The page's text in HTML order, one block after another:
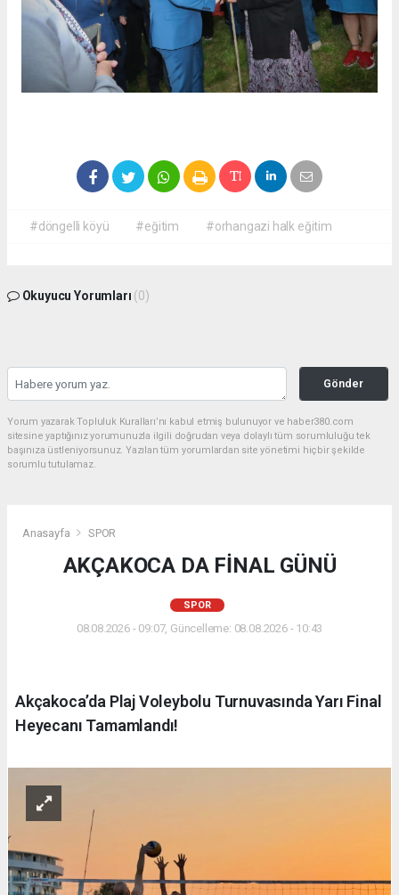
#döngelli köyü #eğitim #orhangazi halk eğitim
Okuyucu Yorumları (0)
Gönder
Yorum yazarak Topluluk Kuralları’nı kabul etmiş bulunuyor ve haber380.com
sitesine yaptığınız yorumunuzla ilgili doğrudan veya dolaylı tüm sorumluluğu tek
başınıza üstleniyorsunuz. Yazılan tüm yorumlardan site yönetimi hiçbir şekilde
sorumlu tutulamaz.
Anasayfa SPOR
AKÇAKOCA DA FİNAL GÜNÜ
SPOR
08.08.2026 - 09:07, Güncelleme: 08.08.2026 - 10:43
Akçakoca’da Plaj Voleybolu Turnuvasında Yarı Final
Heyecanı Tamamlandı!